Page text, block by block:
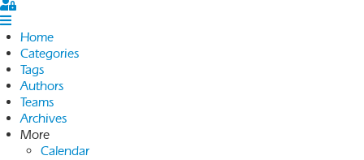
Sign In
Home
Categories
Tags
Authors
Teams
Archives
More
Calendar